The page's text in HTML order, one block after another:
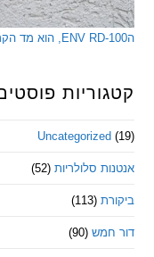
פוסטים
סלולריות (52)
(90)